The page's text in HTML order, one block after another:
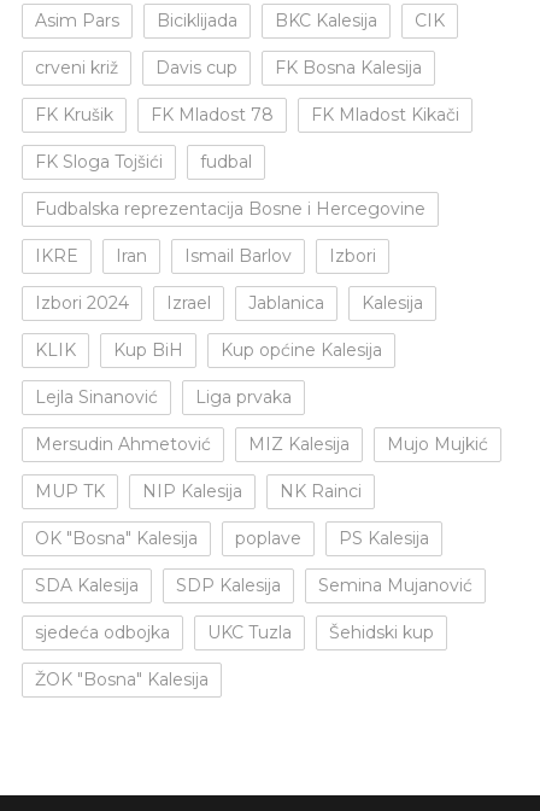
Asim Pars Biciklijada BKC Kalesija CIK
crveni križ Davis cup FK Bosna Kalesija
FK Krušik FK Mladost 78 FK Mladost Kikači
FK Sloga Tojšići fudbal
Fudbalska reprezentacija Bosne i Hercegovine
IKRE Iran Ismail Barlov Izbori
Izbori 2024 Izrael Jablanica Kalesija
KLIK Kup BiH Kup općine Kalesija
Lejla Sinanović Liga prvaka
Mersudin Ahmetović MIZ Kalesija Mujo Mujkić
MUP TK NIP Kalesija NK Rainci
OK "Bosna" Kalesija poplave PS Kalesija
SDA Kalesija SDP Kalesija Semina Mujanović
sjedeća odbojka UKC Tuzla Šehidski kup
ŽOK "Bosna" Kalesija